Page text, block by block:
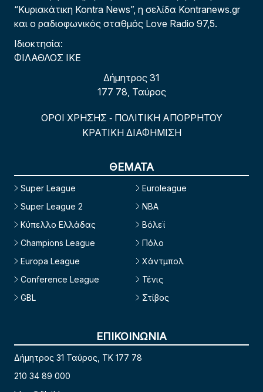
“Κυριακάτικη Kontra News”, η σελίδα Kontranews.gr
και ο ραδιοφωνικός σταθμός Love Radio 97,5.
Ιδιοκτησία:
ΦΙΛΑΘΛΟΣ ΙΚΕ
Δήμητρος 31
177 78, Ταύρος
ΟΡΟΙ ΧΡΗΣΗΣ - ΠΟΛΙΤΙΚΗ ΑΠΟΡΡΗΤΟΥ
ΚΡΑΤΙΚΗ ΔΙΑΦΗΜΙΣΗ
ΘΕΜΑΤΑ
Super League
Super League 2
Κύπελλο Ελλάδας
Champions League
Europa League
Conference League
GBL
Euroleague
NBA
Βόλεϊ
Πόλο
Χάντμπολ
Τένις
Στίβος
ΕΠΙΚΟΙΝΩΝΙΑ
Δήμητρος 31 Ταύρος, TK 177 78
210 34 89 000